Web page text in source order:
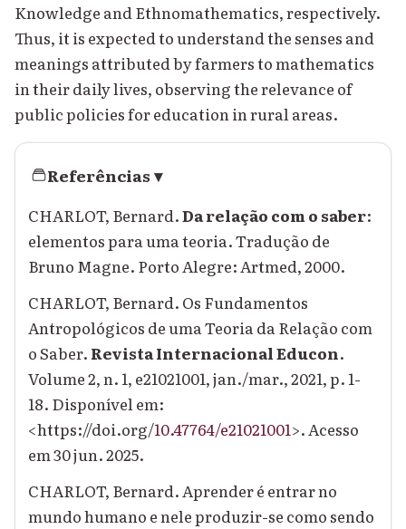
Knowledge and Ethnomathematics, respectively.
Thus, it is expected to understand the senses and
meanings attributed by farmers to mathematics
in their daily lives, observing the relevance of
public policies for education in rural areas.
Referências▾
CHARLOT, Bernard.Da relação com o saber:
elementos para uma teoria. Tradução de
Bruno Magne. Porto Alegre: Artmed, 2000.
CHARLOT, Bernard. Os Fundamentos
Antropológicos de uma Teoria da Relação com
o Saber. Revista Internacional Educon.
Volume 2, n. 1, e21021001, jan./mar., 2021, p. 1-
18. Disponível em:
<https://doi.org/10.47764/e21021001>. Acesso
em 30 jun. 2025.
CHARLOT, Bernard. Aprender é entrar no
mundo humano e nele produzir-se como sendo